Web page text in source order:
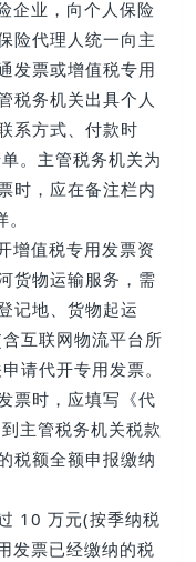
企业，向个人保险
险代理人统一向主
发票或增值税专用
税务机关出具个人
系方式、付款时
。主管税务机关为
时，应在备注栏内
增值税专用发票资
货物运输服务，需
记地、货物起运
互联网物流平台所
请代开专用发票。
票时，应填写《代
主管税务机关税款
税额全额申报缴纳
10 万元(按季纳税
发票已经缴纳的税